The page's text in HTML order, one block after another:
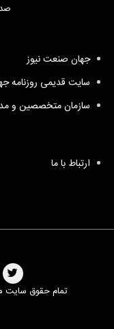
جهان صنعت نیوز
سایت قدیمی روزنامه
سازمان متخصصین و
ارتباط با ما
تمام حقوق سایت